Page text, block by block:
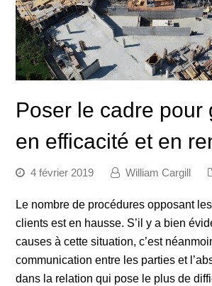
Poser le cadre pour
en efficacité et en
4 février 2019 William Cargill
Le nombre de procédures opposant
clients est en hausse. S’il y a bien
causes à cette situation, c’est
communication entre les parties et
dans la relation qui pose le plus de